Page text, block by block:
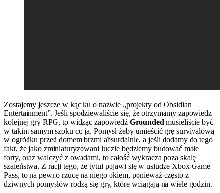
Zostajemy jeszcze w kąciku o nazwie „projekty od Obsidian
Entertainment”. Jeśli spodziewaliście się, że otrzymamy zapowiedz
kolejnej gry RPG, to widząc zapowiedź Grounded musieliście być
w takim samym szoku co ja. Pomysł żeby umieścić grę survivalową
w ogródku przed domem brzmi absurdalnie, a jeśli dodamy do tego
fakt, że jako zminiaturyzowani ludzie będziemy budować małe
forty, oraz walczyć z owadami, to całość wykracza poza skalę
szaleństwa. Z racji tego, że tytuł pojawi się w usłudze Xbox Game
Pass, to na pewno rzucę na niego okiem, ponieważ często z
dziwnych pomysłów rodzą się gry, które wciągają na wiele godzin.